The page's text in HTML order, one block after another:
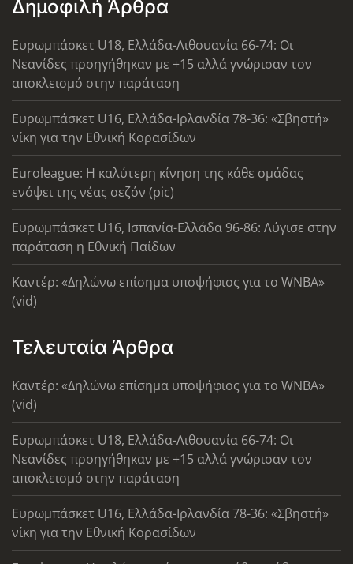
Δημοφιλή Άρθρα
Ευρωμπάσκετ U18, Ελλάδα-Λιθουανία 66-74: Οι
Νεανίδες προηγήθηκαν με +15 αλλά γνώρισαν τον
αποκλεισμό στην παράταση
Ευρωμπάσκετ U16, Ελλάδα-Ιρλανδία 78-36: «Σβηστή»
νίκη για την Εθνική Κορασίδων
Euroleague: Η καλύτερη κίνηση της κάθε ομάδας
ενόψει της νέας σεζόν (pic)
Ευρωμπάσκετ U16, Ισπανία-Ελλάδα 96-86: Λύγισε στην
παράταση η Εθνική Παίδων
Καντέρ: «Δηλώνω επίσημα υποψήφιος για το WNBA»
(vid)
Τελευταία Άρθρα
Καντέρ: «Δηλώνω επίσημα υποψήφιος για το WNBA»
(vid)
Ευρωμπάσκετ U18, Ελλάδα-Λιθουανία 66-74: Οι
Νεανίδες προηγήθηκαν με +15 αλλά γνώρισαν τον
αποκλεισμό στην παράταση
Ευρωμπάσκετ U16, Ελλάδα-Ιρλανδία 78-36: «Σβηστή»
νίκη για την Εθνική Κορασίδων